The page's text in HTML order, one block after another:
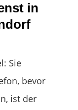
in
Sie
bevor
ist der